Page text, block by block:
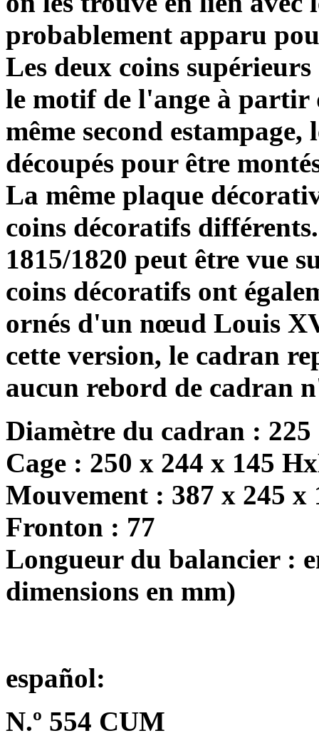
probablement apparu
Les deux coins supérieurs
le motif de l'ange à partir
même second estampage,
découpés pour être
La même plaque
coins décoratifs
1815/1820 peut être vue
coins décoratifs ont
ornés d'un nœud Louis
cette version, le cadran
aucun rebord de cadran
Diamètre du cadran : 225
Cage : 250 x 244 x 145
Mouvement : 387 x 245 x
Fronton : 77
Longueur du balancier :
dimensions en mm)
español:
N.º 554 CUM